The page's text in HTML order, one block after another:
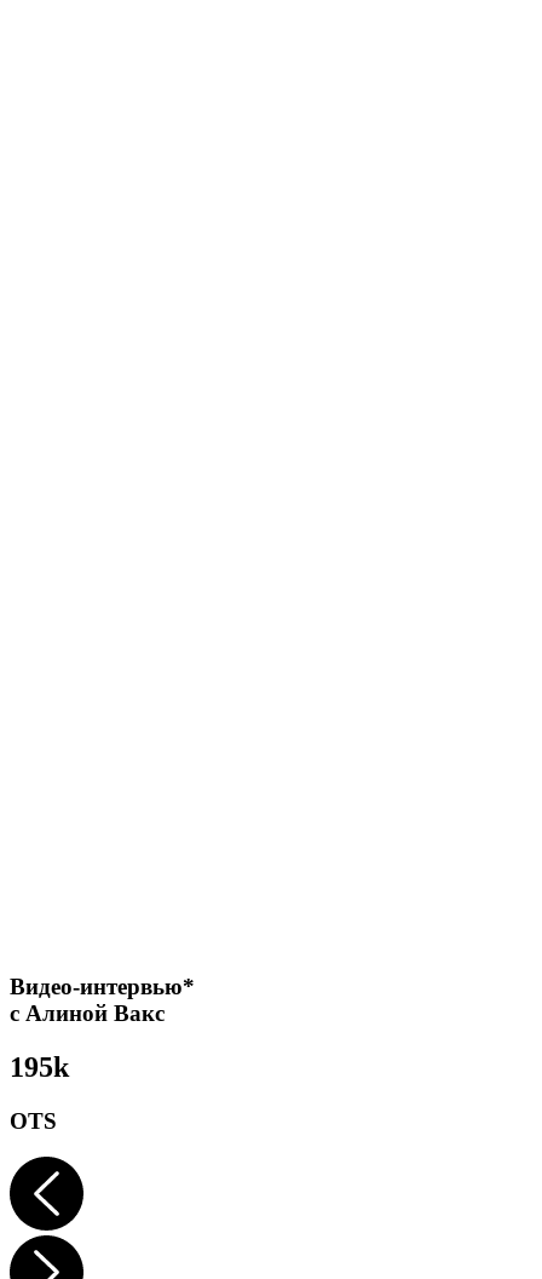
Видео-интервью*
с Алиной Вакс
195k
OTS